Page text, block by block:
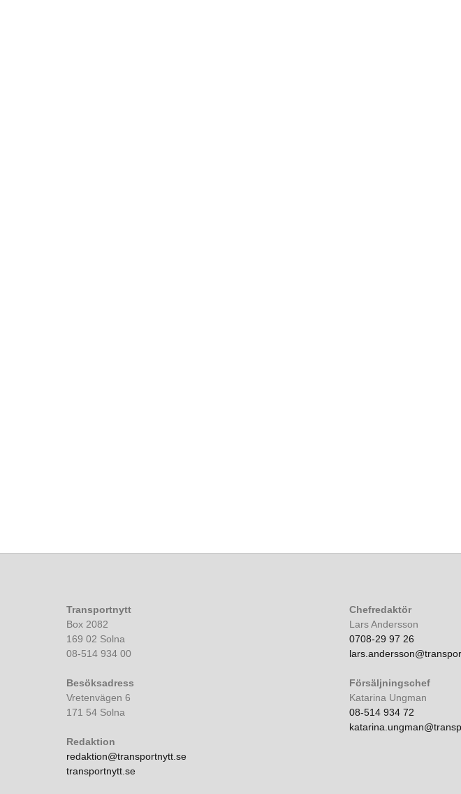
Transportnytt
Box 2082
169 02 Solna
08-514 934 00
Besöksadress
Vretenvägen 6
171 54 Solna
Redaktion
redaktion@transportnytt.se
transportnytt.se
Chefredaktör
Lars Andersson
0708-29 97 26
Försäljningschef
Katarina Ungman
08-514 934 72